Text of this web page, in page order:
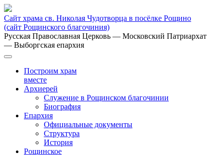
Сайт храма св. Николая Чудотворца в посёлке Рощино
(сайт Рощинского благочиния)
Русская Православная Церковь — Московский Патриархат
— Выборгская епархия
Построим храм
вместе
Архиерей
Служение в Рощинском благочинии
Биография
Епархия
Официальные документы
Структура
История
Рощинское